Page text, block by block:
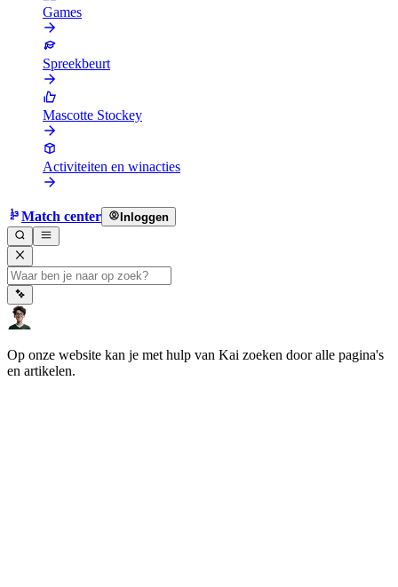
Games
Spreekbeurt
Mascotte Stockey
Activiteiten en winacties
Match center Inloggen
Op onze website kan je met hulp van Kai zoeken door alle pagina's
en artikelen.